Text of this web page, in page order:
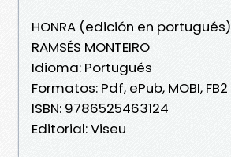
HONRA (edición en portugués)
RAMSÉS MONTEIRO
Idioma: Portugués
Formatos: Pdf, ePub, MOBI, FB2
ISBN: 9786525463124
Editorial: Viseu